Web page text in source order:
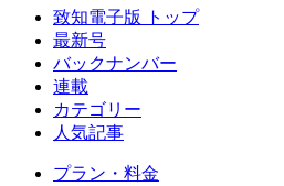
致知電子版 トップ
最新号
バックナンバー
連載
カテゴリー
人気記事
プラン・料金